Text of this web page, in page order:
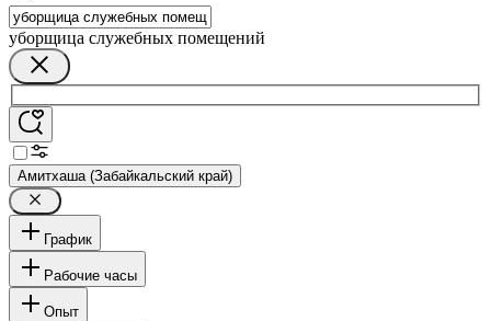
уборщица служебных помещений
Амитхаша (Забайкальский край)
График
Рабочие часы
Опыт